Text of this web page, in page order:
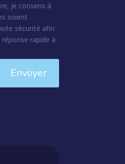
je consens à
soient
sécurité afin
rapide à
Envoyer